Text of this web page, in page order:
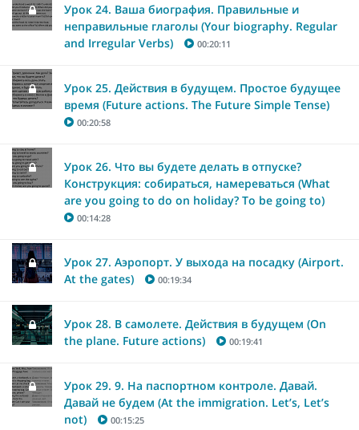
Урок 24. Ваша биография. Правильные и
неправильные глаголы (Your biography. Regular
and Irregular Verbs)
00:20:11
Урок 25. Действия в будущем. Простое будущее
время (Future actions. The Future Simple Tense)
00:20:58
Урок 26. Что вы будете делать в отпуске?
Конструкция: собираться, намереваться (What
are you going to do on holiday? To be going to)
00:14:28
Урок 27. Аэропорт. У выхода на посадку (Airport.
At the gates)
00:19:34
Урок 28. В самолете. Действия в будущем (On
the plane. Future actions)
00:19:41
Урок 29. 9. На паспортном контроле. Давай.
Давай не будем (At the immigration. Let’s, Let’s
not)
00:15:25